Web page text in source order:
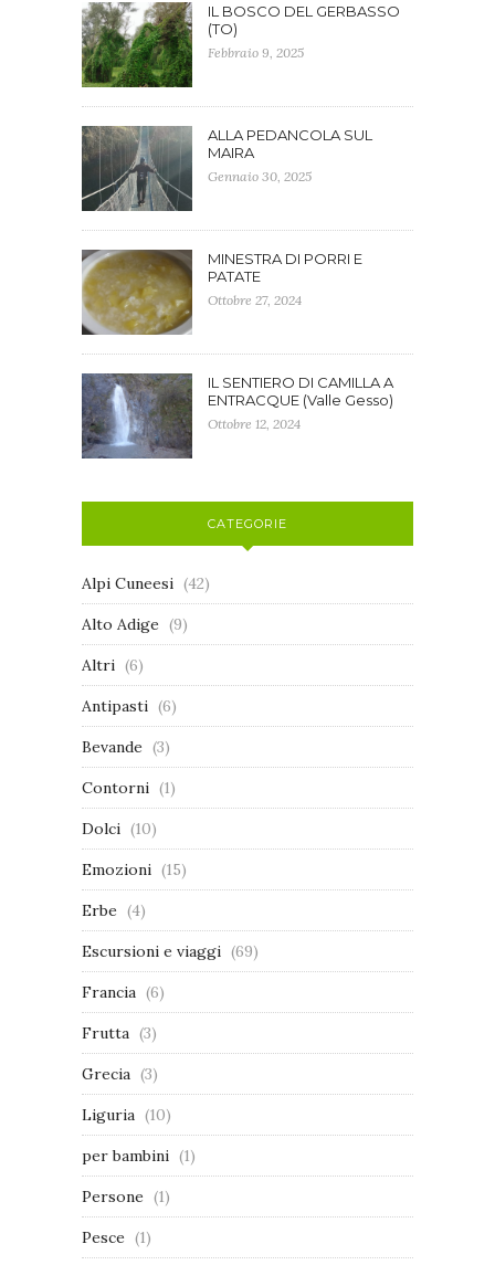
IL BOSCO DEL GERBASSO
(TO)
Febbraio 9, 2025
ALLA PEDANCOLA SUL
MAIRA
Gennaio 30, 2025
MINESTRA DI PORRI E
PATATE
Ottobre 27, 2024
IL SENTIERO DI CAMILLA A
ENTRACQUE (Valle Gesso)
Ottobre 12, 2024
CATEGORIE
Alpi Cuneesi (42)
Alto Adige (9)
Altri (6)
Antipasti (6)
Bevande (3)
Contorni (1)
Dolci (10)
Emozioni (15)
Erbe (4)
Escursioni e viaggi (69)
Francia (6)
Frutta (3)
Grecia (3)
Liguria (10)
per bambini (1)
Persone (1)
Pesce (1)